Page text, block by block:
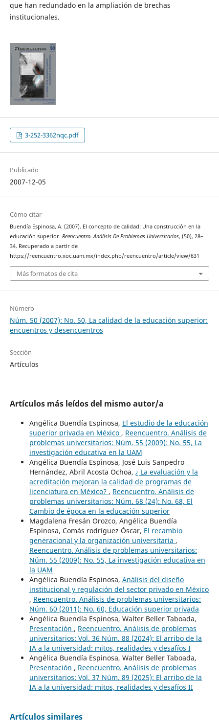
que han redundado en la ampliación de brechas
institucionales.
3-252-3362nqc.pdf
Publicado
2007-12-05
Cómo citar
Buendía Espinosa, A. (2007). El concepto de calidad: Una construcción en la
educación superior. Reencuentro. Análisis De Problemas Universitarios, (50), 28–
34. Recuperado a partir de
https://reencuentro.xoc.uam.mx/index.php/reencuentro/article/view/631
Más formatos de cita
Número
Núm. 50 (2007): No. 50, La calidad de la educación superior:
encuentros y desencuentros
Sección
Artículos
Artículos más leídos del mismo autor/a
Angélica Buendía Espinosa, El estudio de la educación
superior privada en México , Reencuentro. Análisis de
problemas universitarios: Núm. 55 (2009): No. 55, La
investigación educativa en la UAM
Angélica Buendía Espinosa, José Luis Sanpedro
Hernández, Abril Acosta Ochoa, ¿ La evaluación y la
acreditación mejoran la calidad de programas de
licenciatura en México? , Reencuentro. Análisis de
problemas universitarios: Núm. 68 (24): No. 68, El
Cambio de época en la educación superior
Magdalena Fresán Orozco, Angélica Buendía
Espinosa, Comás rodríguez Óscar, El recambio
generacional y la organización universitaria ,
Reencuentro. Análisis de problemas universitarios:
Núm. 55 (2009): No. 55, La investigación educativa en
la UAM
Angélica Buendía Espinosa, Análisis del diseño
institucional y regulación del sector privado en México
, Reencuentro. Análisis de problemas universitarios:
Núm. 60 (2011): No. 60, Educación superior privada
Angélica Buendía Espinosa, Walter Beller Taboada,
Presentación , Reencuentro. Análisis de problemas
universitarios: Vol. 36 Núm. 88 (2024): El arribo de la
IA a la universidad: mitos, realidades y desafíos I
Angélica Buendía Espinosa, Walter Beller Taboada,
Presentación , Reencuentro. Análisis de problemas
universitarios: Vol. 37 Núm. 89 (2025): El arribo de la
IA a la universidad: mitos, realidades y desafíos II
Artículos similares